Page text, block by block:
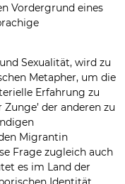
Vordergrund eines
Sexualität, wird zu
Metapher, um die
Erfahrung zu
der anderen zu
Migrantin
Frage zugleich auch
es im Land der